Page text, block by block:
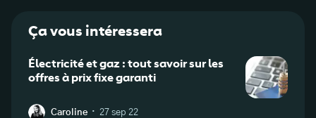
Ça vous intéressera
Électricité et gaz : tout savoir sur les
offres à prix fixe garanti
Caroline · 27 sep 22